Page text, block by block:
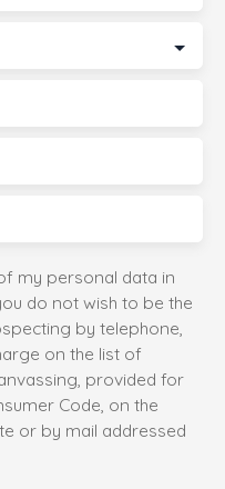
my personal data in
do not wish to be the
by telephone,
on the list of
provided for
Code, on the
or by mail addressed